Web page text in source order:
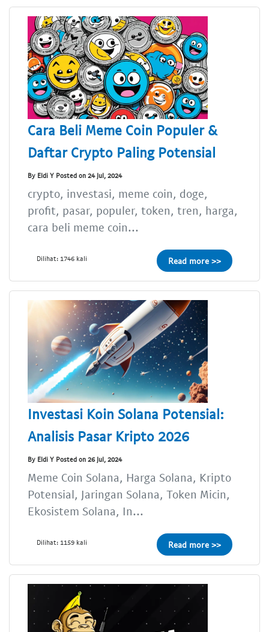
Cara Beli Meme Coin Populer &
Daftar Crypto Paling Potensial
By Eldi Y Posted on 24 Jul, 2024
crypto, investasi, meme coin, doge,
profit, pasar, populer, token, tren, harga,
cara beli meme coin...
Dilihat: 1746 kali Read more >>
Investasi Koin Solana Potensial:
Analisis Pasar Kripto 2026
By Eldi Y Posted on 26 Jul, 2024
Meme Coin Solana, Harga Solana, Kripto
Potensial, Jaringan Solana, Token Micin,
Ekosistem Solana, In...
Dilihat: 1159 kali Read more >>